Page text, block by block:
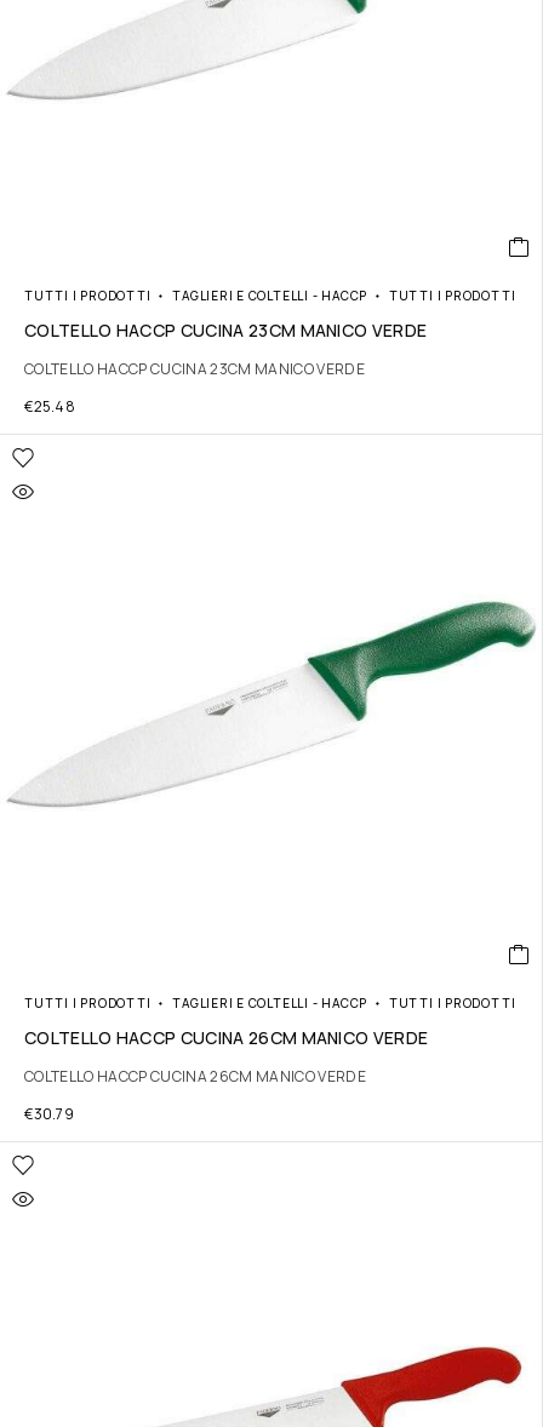
TUTTI I PRODOTTI TAGLIERI E COLTELLI - HACCP TUTTI I PRODOTTI
COLTELLO HACCP CUCINA 23CM MANICO VERDE
COLTELLO HACCP CUCINA 23CM MANICO VERDE
€25.48
TUTTI I PRODOTTI TAGLIERI E COLTELLI - HACCP TUTTI I PRODOTTI
COLTELLO HACCP CUCINA 26CM MANICO VERDE
COLTELLO HACCP CUCINA 26CM MANICO VERDE
€30.79